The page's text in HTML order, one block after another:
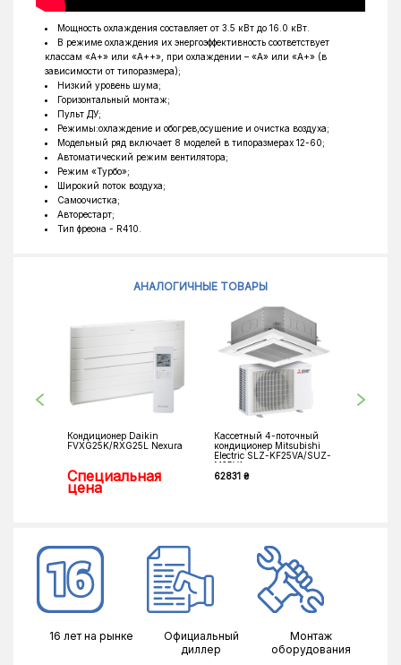
Тип фреона
Обогрев до °C
Ширина наружного блока, мм
Высота наружного блока, мм
Глубина наружного блока, мм
Мощность охлаждения составляет от 3.5 кВт до 16.0 кВт.
В режиме охлаждения их энергоэффективность соответствует
классам «А+» или «А++», при охлаждении – «А» или «А+» (в
зависимости от типоразмера);
Низкий уровень шума;
Горизонтальный монтаж;
Пульт ДУ;
Режимы:охлаждение и обогрев,осушение и очистка воздуха;
Модельный ряд включает 8 моделей в типоразмерах 12-60;
Автоматический режим вентилятора;
Режим «Турбо»;
Широкий поток воздуха;
Самоочистка;
Авторестарт;
Тип фреона - R410.
АНАЛОГИЧНЫЕ ТОВАРЫ
Кондиционер Daikin
FVXG25K/RXG25L Nexura
Специальная
цена
Кассетный 4-поточный
кондиционер Mitsubishi
Electric SLZ-KF25VA/SUZ-
M25VA
62831 ₴
16 лет на рынке
Официальный
диллер
Монтаж
оборудования